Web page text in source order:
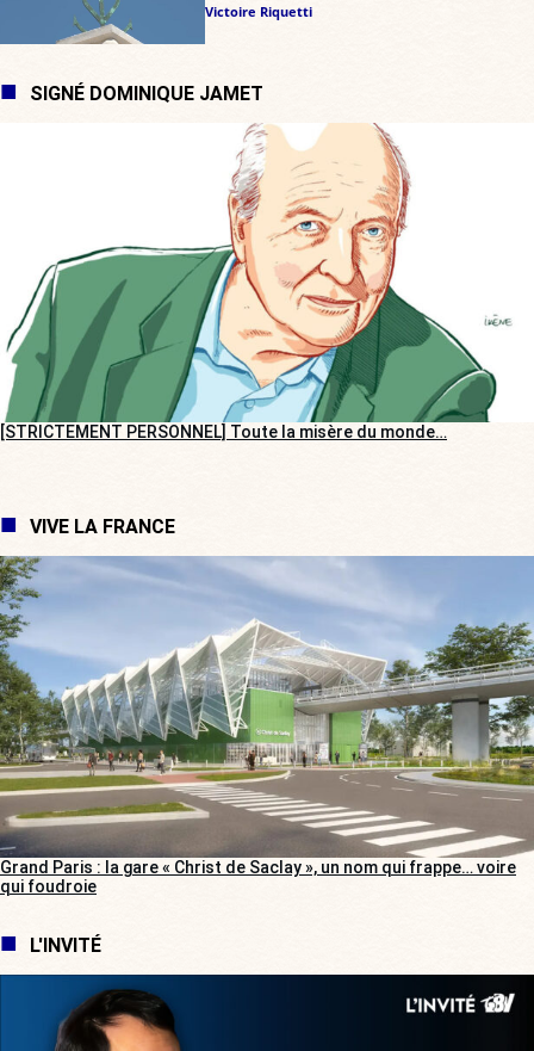
Victoire Riquetti
SIGNÉ DOMINIQUE JAMET
[STRICTEMENT PERSONNEL] Toute la misère du monde…
VIVE LA FRANCE
Grand Paris : la gare « Christ de Saclay », un nom qui frappe… voire
qui foudroie
L'INVITÉ